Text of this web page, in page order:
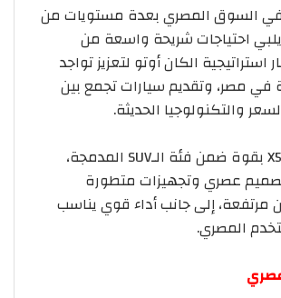
تُقدم بايك X55 في السوق المصري بعدة مستويات من
يلبي احتياجات شريحة واسعة من
استراتيجية الكان أوتو لتعزيز تواجد
في مصر، وتقديم سيارات تجمع بين
والتكنولوجيا الحديثة.
وتنافس بايك X55 بقوة ضمن فئة الـSUV المدمجة،
عصري وتجهيزات متطورة
مرتفعة، إلى جانب أداء قوي يناسب
المصري.